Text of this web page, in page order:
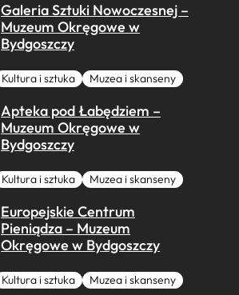
Galeria Sztuki Nowoczesnej –
Muzeum Okręgowe w
Bydgoszczy
Kultura i sztuka Muzea i skanseny
Apteka pod Łabędziem –
Muzeum Okręgowe w
Bydgoszczy
Kultura i sztuka Muzea i skanseny
Europejskie Centrum
Pieniądza – Muzeum
Okręgowe w Bydgoszczy
Kultura i sztuka Muzea i skanseny